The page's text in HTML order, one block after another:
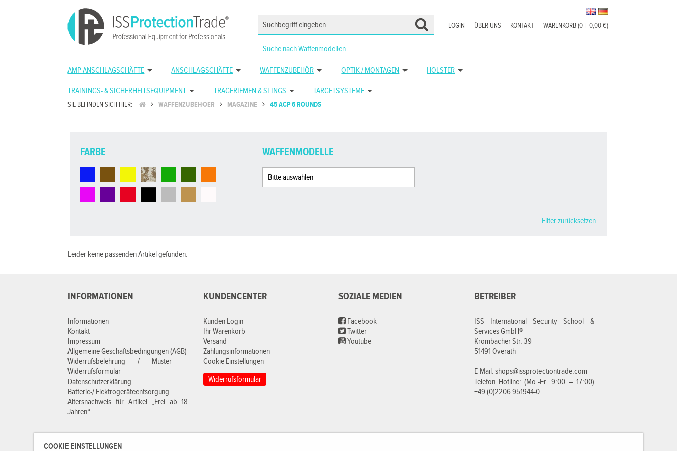
COOKIE EINSTELLUNGEN
WARENKORB (0 | 0,00 €)
KONTAKT
ÜBER UNS
LOGIN
Suche nach Waffenmodellen
AMP ANSCHLAGSCHÄFTE ANSCHLAGSCHÄFTE WAFFENZUBEHÖR OPTIK / MONTAGEN HOLSTER
TRAININGS- & SICHERHEITSEQUIPMENT TRAGERIEMEN & SLINGS TARGETSYSTEME
SIE BEFINDEN SICH HIER: WAFFENZUBEHOER MAGAZINE 45 ACP 6 ROUNDS
FARBE WAFFENMODELLE
Filter zurücksetzen
Leider keine passenden Artikel gefunden.
INFORMATIONEN
Informationen
Kontakt
Impressum
Allgemeine Geschäftsbedingungen (AGB)
Widerrufsbelehrung / Muster –
Widerrufsformular
Datenschutzerklärung
Batterie-/ Elektrogeräteentsorgung
Altersnachweis für Artikel „Frei ab 18
Jahren“
KUNDENCENTER
Kunden Login
Ihr Warenkorb
Versand
Zahlungsinformationen
Cookie Einstellungen
Widerrufsformular
SOZIALE MEDIEN
Facebook
Twitter
Youtube
BETREIBER
ISS International Security School &
Services GmbH®
Krombacher Str. 39
51491 Overath
E-Mail: shops@issprotectiontrade.com
Telefon Hotline: (Mo.-Fr. 9:00 – 17:00)
+49 (0)2206 951944-0